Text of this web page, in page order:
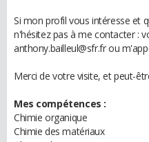
Si mon profil vous intéresse et
n'hésitez pas à me contacter :
anthony.bailleul@sfr.fr ou
Merci de votre visite, et peut-
Mes compétences :
Chimie organique
Chimie des matériaux